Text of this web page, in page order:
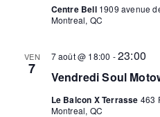
Centre Bell 1909 avenue
Montreal, QC
VEN
7 Vendredi Soul
7 août @ 18:00 -23:00
Le Balcon X Terrasse 463
Montreal, QC